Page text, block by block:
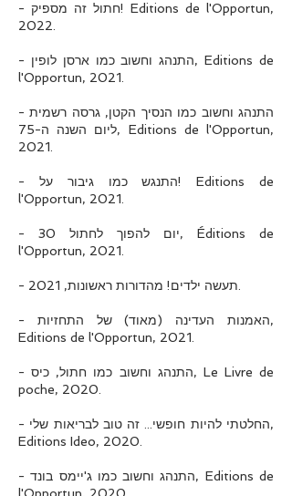
- חתול זה מספיק! Editions de l'Opportun,
2022.
- התנהג וחשוב כמו ארסן לופין, Editions de
l'Opportun, 2021.
- התנהג וחשוב כמו הנסיך הקטן, גרסה רשמית
ליום השנה ה-75, Editions de l'Opportun,
2021.
- התנגש כמו גיבור על! Editions de
l'Opportun, 2021.
- 30 יום להפוך לחתול, Éditions de
l'Opportun, 2021.
- האמנות העדינה (מאוד) של התחזיות,
Editions de l'Opportun, 2021.
- התנהג וחשוב כמו חתול, כיס, Le Livre de
poche, 2020.
- החלטתי להיות חופשי... זה טוב לבריאות שלי,
Editions Ideo, 2020.
- התנהג וחשוב כמו ג'יימס בונד, Editions de